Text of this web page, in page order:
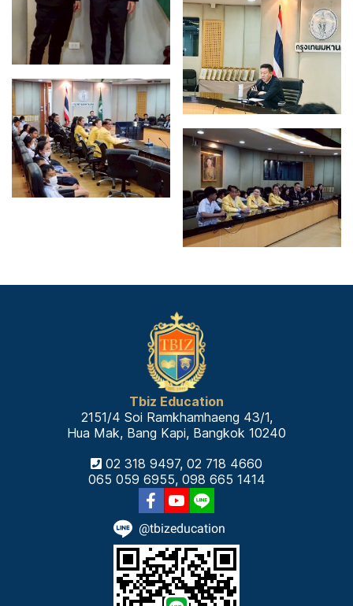
Tbiz Education
2151/4 Soi Ramkhamhaeng 43/1,
Hua Mak, Bang Kapi, Bangkok 10240
02 318 9497, 02 718 4660
065 059 6955, 098 665 1414
@tbizeducation